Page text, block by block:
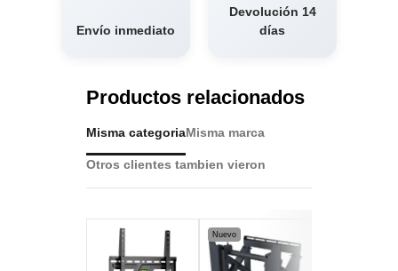
Envío inmediato
Devolución 14
días
Productos relacionados
Misma categoriaMisma marca
Otros clientes tambien vieron
Nuevo